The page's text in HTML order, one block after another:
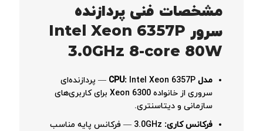
مشخصات فنی پردازنده
سرور Intel Xeon 6357P
3.0GHz 8-core 80W
مدل CPU:
Intel Xeon 6357P — پردازنده‌ای
سروری از خانواده Xeon 6300 برای کاربری‌های
سازمانی و دیتاسنتری.
فرکانس کاری:
3.0GHz — فرکانس پایه مناسب